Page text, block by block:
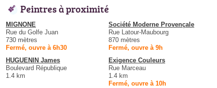
Peintres à proximité
MIGNONE
Rue du Golfe Juan
730 mètres
Fermé, ouvre à 6h30
Société Moderne Provençale
Rue Latour-Maubourg
870 mètres
Fermé, ouvre à 9h
HUGUENIN James
Boulevard République
1.4 km
Exigence Couleurs
Rue Marceau
1.4 km
Fermé, ouvre à 10h